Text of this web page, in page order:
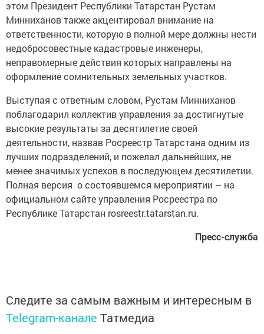
этом Президент Республики Татарстан Рустам
Минниханов также акцентировал внимание на
ответственности, которую в полной мере должны нести
недобросовестные кадастровые инженеры,
неправомерные действия которых направлены на
оформление сомнительных земельных участков.
Выступая с ответным словом, Рустам Минниханов
поблагодарил коллектив управления за достигнутые
высокие результаты за десятилетие своей
деятельности, назвав Росреестр Татарстана одним из
лучших подразделений, и пожелал дальнейших, не
менее значимых успехов в последующем десятилетии.
Полная версия о состоявшемся мероприятии – на
официальном сайте управления Росреестра по
Республике Татарстан rosreestr.tatarstan.ru.
Пресс-служба
Следите за самым важным и интересным в
Telegram-канале Татмедиа